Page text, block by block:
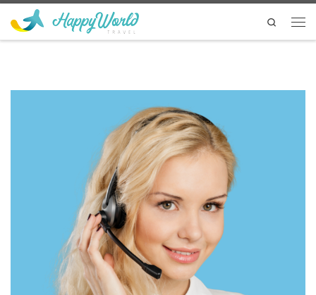
Перейти к содержимому Search